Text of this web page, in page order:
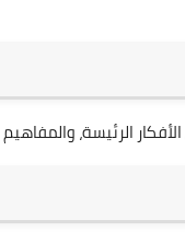
الرئيسة،